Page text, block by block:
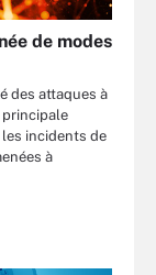
de modes
des attaques à
principale
les incidents de
à